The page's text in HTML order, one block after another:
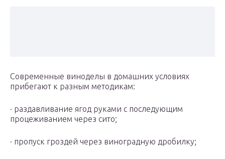
Современные виноделы в домашних условиях
прибегают к разным методикам:
· раздавливание ягод руками с последующим
процеживанием через сито;
· пропуск гроздей через виноградную дробилку;